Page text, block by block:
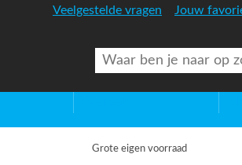
Veelgestelde vragen Jouw
Grote eigen voorraad